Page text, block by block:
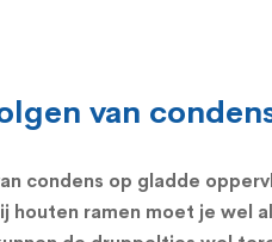
van
condens op gladde
houten ramen moet je wel